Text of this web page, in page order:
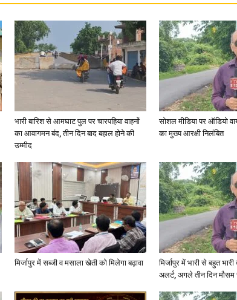
Today
Hindi
News
भारी बारिश से आमघाट पुल पर चारपहिया वाहनों
का आवागमन बंद, तीन दिन बाद बहाल होने की
उम्मीद
सोशल मीडिया पर ऑडियो
का मुख्य आरक्षी निलंबित
मिर्जापुर में सब्जी व मसाला खेती को मिलेगा बढ़ावा
मिर्जापुर में भारी से बहुत
अलर्ट, अगले तीन दिन मौसम